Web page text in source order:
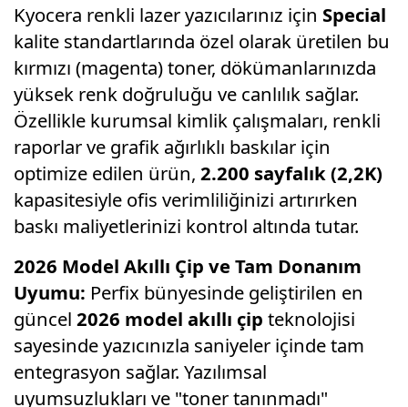
Kyocera renkli lazer yazıcılarınız için Special
kalite standartlarında özel olarak üretilen bu
kırmızı (magenta) toner, dökümanlarınızda
yüksek renk doğruluğu ve canlılık sağlar.
Özellikle kurumsal kimlik çalışmaları, renkli
raporlar ve grafik ağırlıklı baskılar için
optimize edilen ürün, 2.200 sayfalık (2,2K)
kapasitesiyle ofis verimliliğinizi artırırken
baskı maliyetlerinizi kontrol altında tutar.
2026 Model Akıllı Çip ve Tam Donanım
Uyumu: Perfix bünyesinde geliştirilen en
güncel 2026 model akıllı çip teknolojisi
sayesinde yazıcınızla saniyeler içinde tam
entegrasyon sağlar. Yazılımsal
uyumsuzlukları ve "toner tanınmadı"